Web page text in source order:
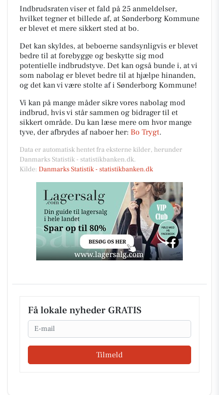
Indbrudsraten viser et fald på 25 anmeldelser,
hvilket tegner et billede af, at Sønderborg Kommune
er blevet et mere sikkert sted at bo.
Det kan skyldes, at beboerne sandsynligvis er blevet
bedre til at forebygge og beskytte sig mod
potentielle indbrudstyve. Det kan også bunde i, at vi
som nabolag er blevet bedre til at hjælpe hinanden,
og det kan vi være stolte af i Sønderborg Kommune!
Vi kan på mange måder sikre vores nabolag mod
indbrud, hvis vi står sammen og bidrager til et
sikkert område. Du kan læse mere om hvor mange
tyve, der afbrydes af naboer her: Bo Trygt.
Data er automatisk hentet fra eksterne kilder, herunder
Danmarks Statistik - statistikbanken.dk.
Kilde: Danmarks Statistik - statistikbanken.dk
Få lokale nyheder GRATIS
Email
Tilmeld